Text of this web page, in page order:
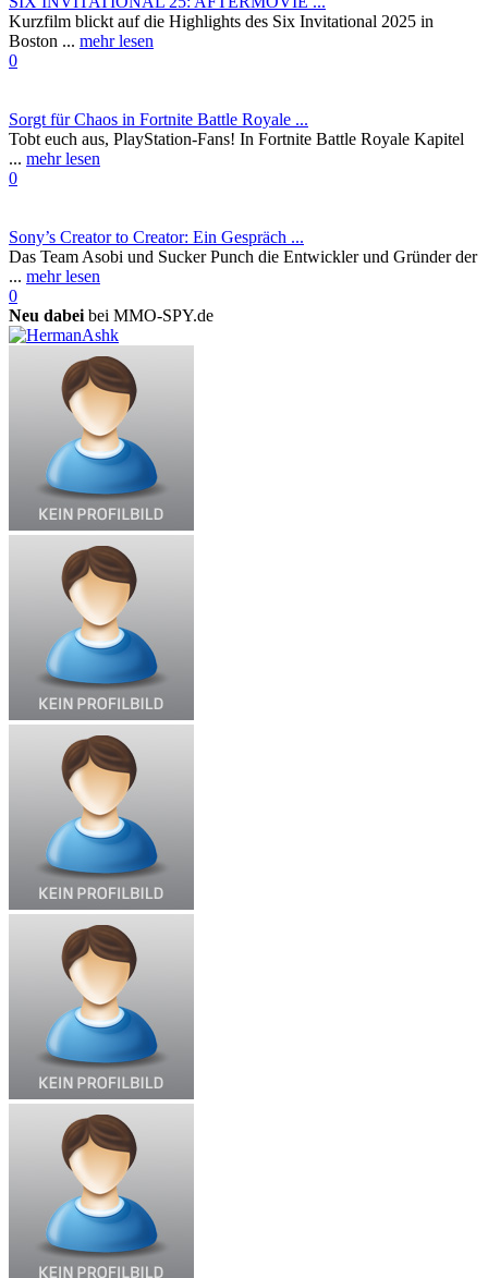
Kurzfilm blickt auf die Highlights des Six Invitational 2025 in
Boston ... mehr lesen
0
Sorgt für Chaos in Fortnite Battle Royale ...
Tobt euch aus, PlayStation-Fans! In Fortnite Battle Royale Kapitel
... mehr lesen
0
Sony’s Creator to Creator: Ein Gespräch ...
Das Team Asobi und Sucker Punch die Entwickler und Gründer der
... mehr lesen
0
Neu dabei bei MMO-SPY.de